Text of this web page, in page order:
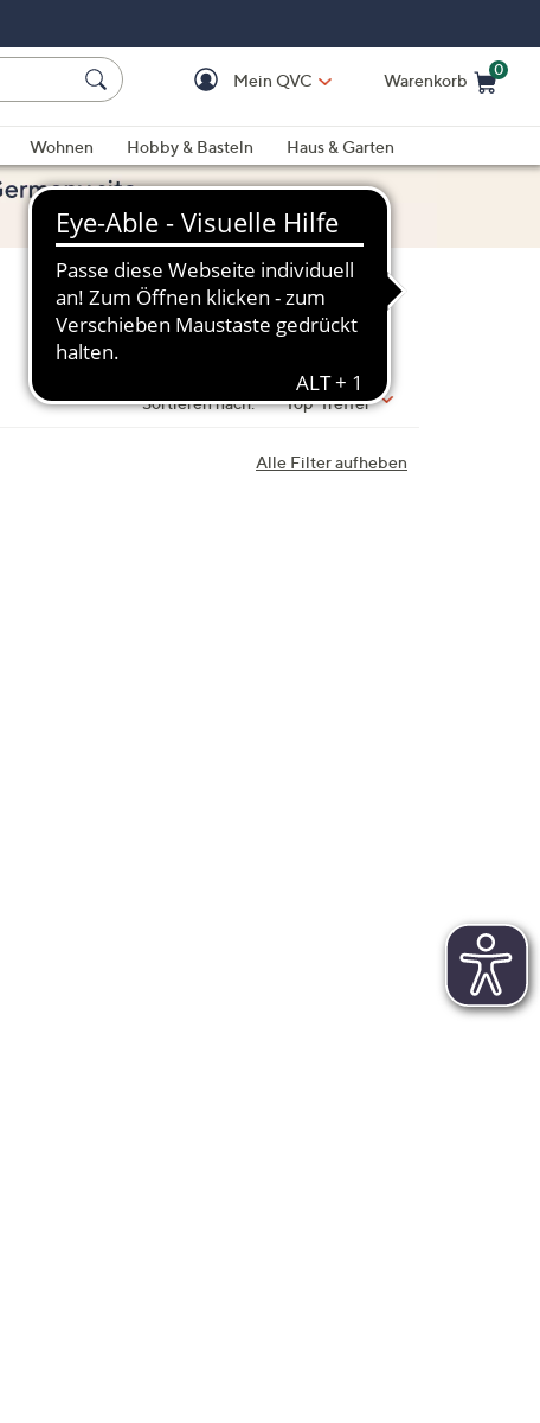
Mein QVC Warenkorb
0
Wohnen Hobby & Basteln
Haus & Garten
Sortieren nach: Top-Treffer
Alle Filter aufheben